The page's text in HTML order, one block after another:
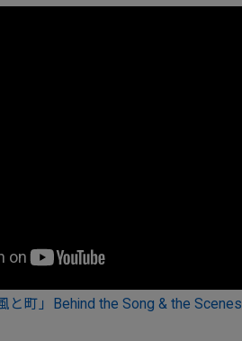
と町」Behind the Song & the Scenes